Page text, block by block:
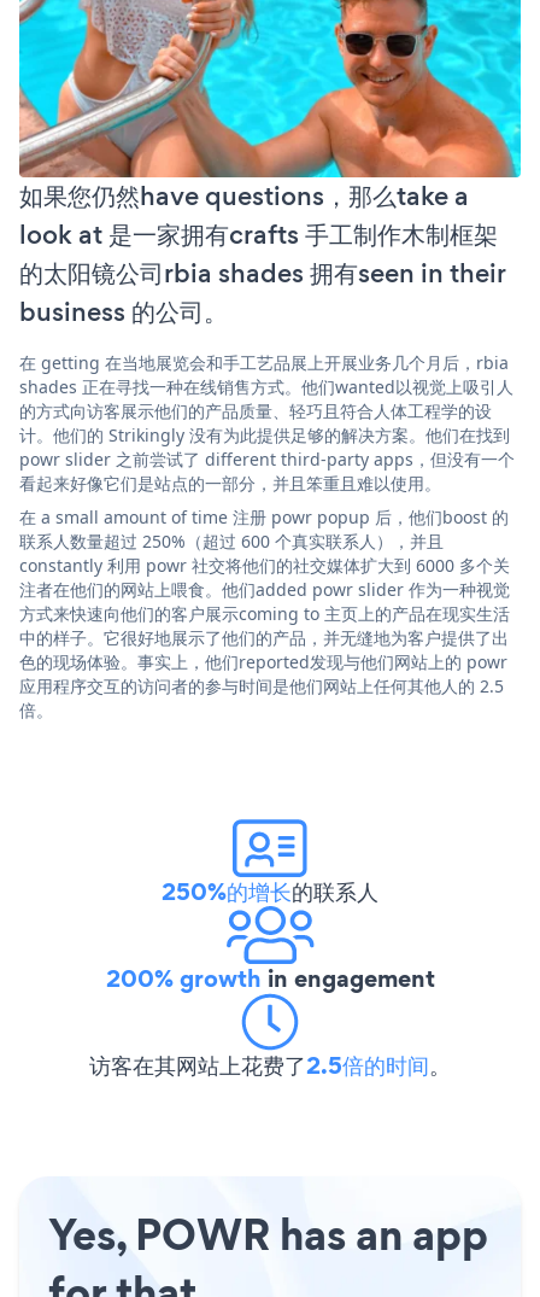
如果您仍然have questions，那么take a
look at 是一家拥有crafts 手工制作木制框架
的太阳镜公司rbia shades 拥有seen in their
business 的公司。
在 getting 在当地展览会和手工艺品展上开展业务几个月后，rbia
shades 正在寻找一种在线销售方式。他们wanted以视觉上吸引人
的方式向访客展示他们的产品质量、轻巧且符合人体工程学的设
计。他们的 Strikingly 没有为此提供足够的解决方案。他们在找到
powr slider 之前尝试了 different third-party apps，但没有一个
看起来好像它们是站点的一部分，并且笨重且难以使用。
在 a small amount of time 注册 powr popup 后，他们boost 的
联系人数量超过 250%（超过 600 个真实联系人），并且
constantly 利用 powr 社交将他们的社交媒体扩大到 6000 多个关
注者在他们的网站上喂食。他们added powr slider 作为一种视觉
方式来快速向他们的客户展示coming to 主页上的产品在现实生活
中的样子。它很好地展示了他们的产品，并无缝地为客户提供了出
色的现场体验。事实上，他们reported发现与他们网站上的 powr
应用程序交互的访问者的参与时间是他们网站上任何其他人的 2.5
倍。
250%的增长的联系人
200% growth in engagement
访客在其网站上花费了2.5倍的时间。
Yes, POWR has an app